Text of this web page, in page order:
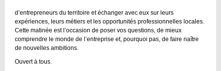
d’entrepreneurs du territoire et échanger avec eux sur leurs
expériences, leurs métiers et les opportunités professionnelles locales.
Cette matinée est l’occasion de poser vos questions, de mieux
comprendre le monde de l’entreprise et, pourquoi pas, de faire naître
de nouvelles ambitions.
Ouvert à tous.